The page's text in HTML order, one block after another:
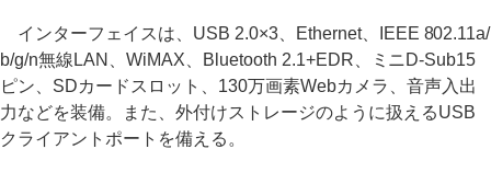
インターフェイスは、USB 2.0×3、Ethernet、IEEE 802.11a/
b/g/n無線LAN、WiMAX、Bluetooth 2.1+EDR、ミニD-Sub15
ピン、SDカードスロット、130万画素Webカメラ、音声入出
力などを装備。また、外付けストレージのように扱えるUSB
クライアントポートを備える。